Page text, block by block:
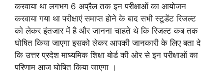
करवाया था लगभग 6 अप्रैल तक इन परीक्षाओं का आयोजन
करवाया गया था परीक्षाएं समाप्त होने के बाद सभी स्टूडेंट रिजल्ट
को लेकर इंतजार में है और जानना चाहते थे कि रिजल्ट कब तक
घोषित किया जाएगा इसको लेकर आपकी जानकारी के लिए बता दे
कि उत्तर प्रदेश माध्यमिक शिक्षा बोर्ड की ओर से इन परीक्षाओं का
परिणाम आज घोषित किया जाएगा ।